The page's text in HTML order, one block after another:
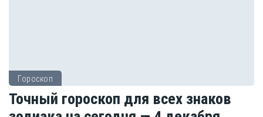
Гороскоп
Точный гороскоп для всех знаков